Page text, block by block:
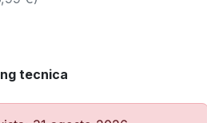
tecnica